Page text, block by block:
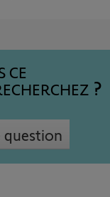
CE
question